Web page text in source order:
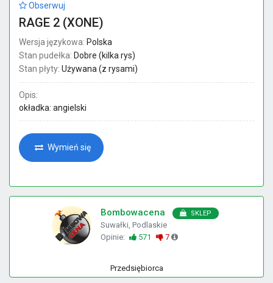
Obserwuj
RAGE 2 (XONE)
Wersja językowa: Polska
Stan pudełka: Dobre (kilka rys)
Stan płyty: Używana (z rysami)
Opis:
okładka: angielski
Wymień się
Bombowacena SKLEP
Suwałki, Podlaskie
Opinie:
571 7
Przedsiębiorca